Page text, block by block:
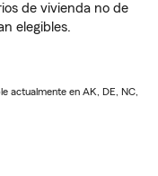
de vivienda no de
elegibles.
actualmente en AK, DE, NC,